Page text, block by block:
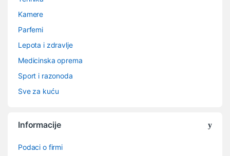
Kamere
Parfemi
Lepota i zdravlje
Medicinska oprema
Sport i razonoda
Sve za kuću
Informacije
Podaci o firmi